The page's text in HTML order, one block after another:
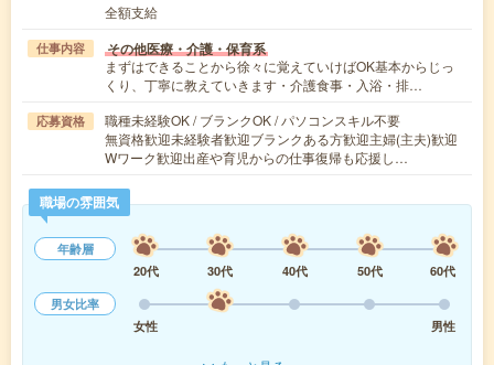
全額支給
仕事内容 その他医療・介護・保育系
まずはできることから徐々に覚えていけばOK基本からじっ
くり、丁寧に教えていきます・介護食事・入浴・排…
応募資格
職種未経験OK / ブランクOK / パソコンスキル不要
無資格歓迎未経験者歓迎ブランクある方歓迎主婦(主夫)歓迎
Wワーク歓迎出産や育児からの仕事復帰も応援し…
職場の雰囲気
年齢層
20代
30代 40代 50代
60代
男女比率
女性
男性